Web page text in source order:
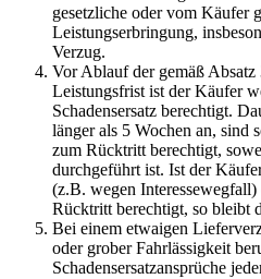
gesetzliche oder vom Käufer
Leistungserbringung,
Verzug.
Vor Ablauf der gemäß
Leistungsfrist ist der Käufer
Schadensersatz berechtigt.
länger als 5 Wochen an, sind
zum Rücktritt berechtigt,
durchgeführt ist. Ist der
(z.B. wegen
Rücktritt berechtigt, so bleibt
Bei einem etwaigen
oder grober Fahrlässigkeit
Schadensersatzansprüche